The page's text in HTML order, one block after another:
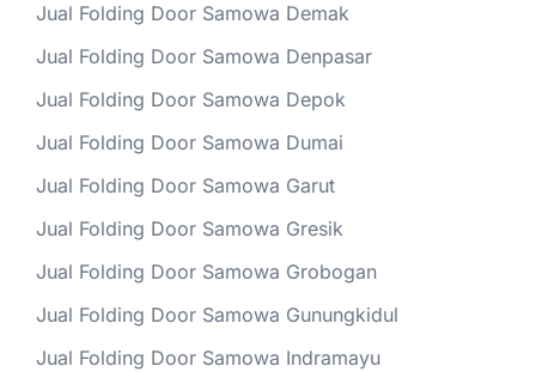
Jual Folding Door Samowa Demak
Jual Folding Door Samowa Denpasar
Jual Folding Door Samowa Depok
Jual Folding Door Samowa Dumai
Jual Folding Door Samowa Garut
Jual Folding Door Samowa Gresik
Jual Folding Door Samowa Grobogan
Jual Folding Door Samowa Gunungkidul
Jual Folding Door Samowa Indramayu